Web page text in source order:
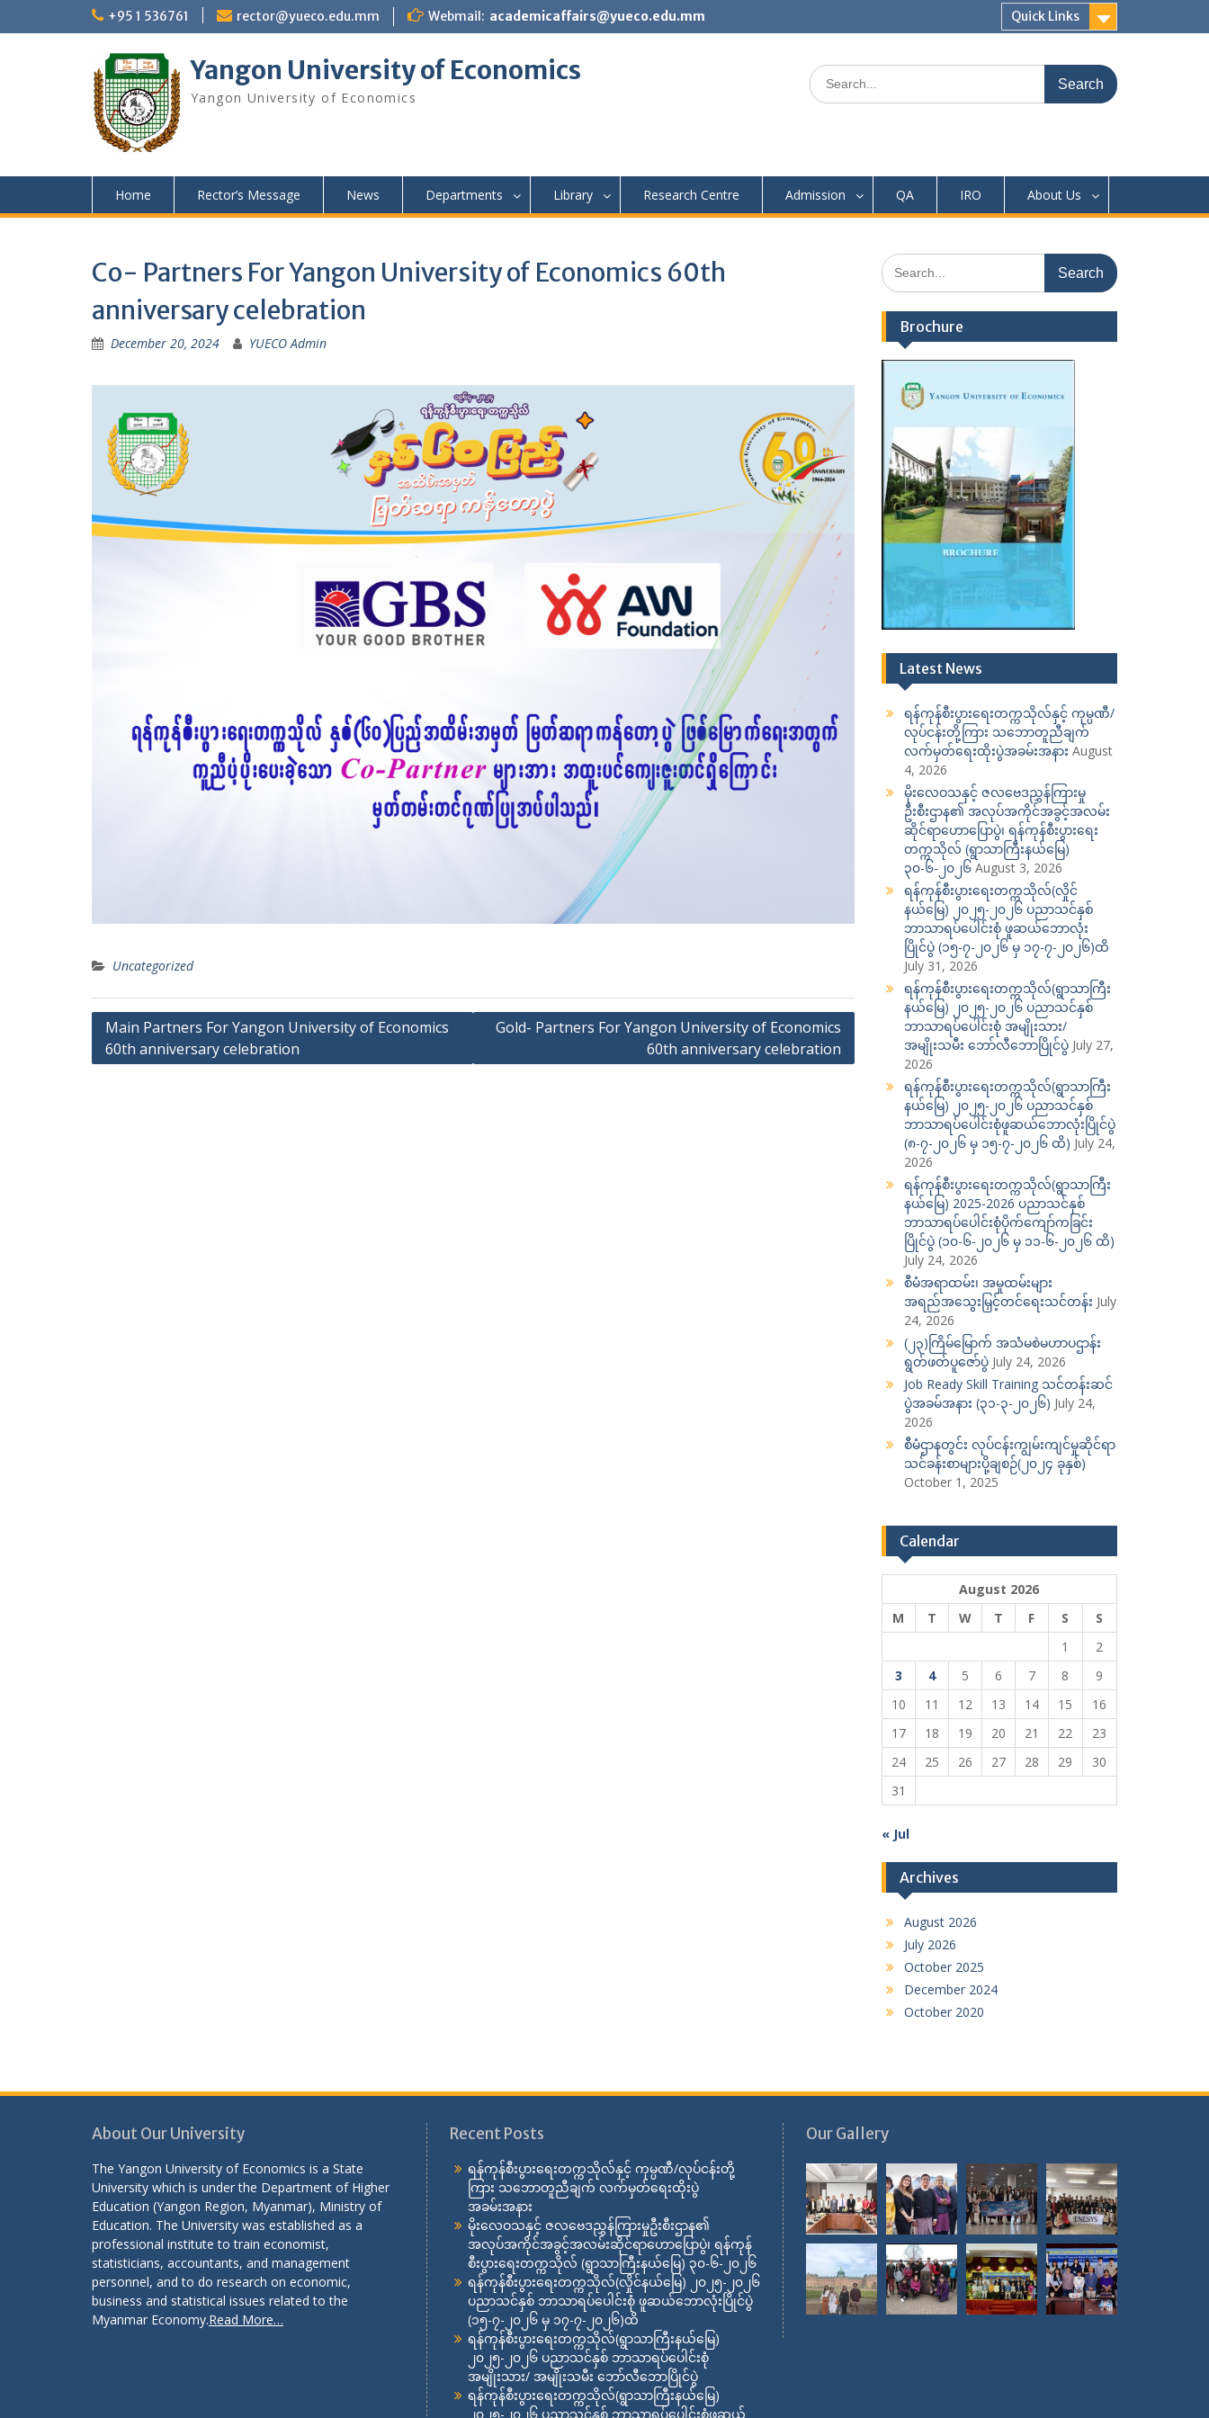
+95 1 536761 rector@yueco.edu.mm Webmail: academicaffairs@yueco.edu.mm Quick Links
Yangon University of Economics
Yangon University of Economics
Search
for:
Home Rector’s Message News Departments Library Research Centre Admission QA IRO About Us
Co- Partners For Yangon University of Economics 60th
anniversary celebration
December 20, 2024 YUECO Admin
Uncategorized
Post
navigation
Main Partners For Yangon University of Economics
60th anniversary celebration
Gold- Partners For Yangon University of Economics
60th anniversary celebration
Search
for:
Brochure
Latest News
ရန်ကုန်စီးပွားရေးတက္ကသိုလ်နှင့် ကုမ္ပဏီ/
လုပ်ငန်းတို့ကြား သဘောတူညီချက်
လက်မှတ်ရေးထိုးပွဲအခမ်းအနား August
4, 2026
မိုးလေဝသနှင့် ဇလဗေဒညွှန်ကြားမှု
ဦးစီးဌာန၏ အလုပ်အကိုင်အခွင့်အလမ်း
ဆိုင်ရာဟောပြောပွဲ၊ ရန်ကုန်စီးပွားရေး
တက္ကသိုလ် (ရွာသာကြီးနယ်မြေ)
၃၀-၆-၂၀၂၆ August 3, 2026
ရန်ကုန်စီးပွားရေးတက္ကသိုလ်(လှိုင်
နယ်မြေ) ၂၀၂၅-၂၀၂၆ ပညာသင်နှစ်
ဘာသာရပ်ပေါင်းစုံ ဖူဆယ်ဘောလုံး
ပြိုင်ပွဲ (၁၅-၇-၂၀၂၆ မှ ၁၇-၇-၂၀၂၆)ထိ
July 31, 2026
ရန်ကုန်စီးပွားရေးတက္ကသိုလ်(ရွာသာကြီး
နယ်မြေ) ၂၀၂၅-၂၀၂၆ ပညာသင်နှစ်
ဘာသာရပ်ပေါင်းစုံ အမျိုးသား/
အမျိုးသမီး ဘော်လီဘောပြိုင်ပွဲ July 27,
2026
ရန်ကုန်စီးပွားရေးတက္ကသိုလ်(ရွာသာကြီး
နယ်မြေ) ၂၀၂၅-၂၀၂၆ ပညာသင်နှစ်
ဘာသာရပ်ပေါင်းစုံဖူဆယ်ဘောလုံးပြိုင်ပွဲ
(၈-၇-၂၀၂၆ မှ ၁၅-၇-၂၀၂၆ ထိ) July 24,
2026
ရန်ကုန်စီးပွားရေးတက္ကသိုလ်(ရွာသာကြီး
နယ်မြေ) 2025-2026 ပညာသင်နှစ်
ဘာသာရပ်ပေါင်းစုံပိုက်ကျော်ကခြင်း
ပြိုင်ပွဲ (၁၀-၆-၂၀၂၆ မှ ၁၁-၆-၂၀၂၆ ထိ)
July 24, 2026
စီမံအရာထမ်း၊ အမှုထမ်းများ
အရည်အသွေးမြှင့်တင်ရေးသင်တန်း July
24, 2026
(၂၃)ကြိမ်မြောက် အသံမစဲမဟာပဌာန်း
ရွတ်ဖတ်ပူဇော်ပွဲ July 24, 2026
Job Ready Skill Training သင်တန်းဆင်
ပွဲအခမ်အနား (၃၁-၃-၂၀၂၆) July 24,
2026
စီမံဌာနတွင်း လုပ်ငန်းကျွမ်းကျင်မှုဆိုင်ရာ
သင်ခန်းစာများပို့ချစဉ်(၂၀၂၄ ခုနှစ်)
October 1, 2025
Calendar
August 2026
M
T W T F S
S
1
2
3
4 5 6 7 8
9
10
11 12 13 14 15
16
17
18 19 20 21 22
23
24
25 26 27 28 29
30
31
« Jul
Archives
August 2026
July 2026
October 2025
December 2024
October 2020
About Our University
The Yangon University of Economics is a State
University which is under the Department of Higher
Education (Yangon Region, Myanmar), Ministry of
Education. The University was established as a
professional institute to train economist,
statisticians, accountants, and management
personnel, and to do research on economic,
business and statistical issues related to the
Myanmar Economy.Read More…
Recent Posts
ရန်ကုန်စီးပွားရေးတက္ကသိုလ်နှင့် ကုမ္ပဏီ/လုပ်ငန်းတို့
ကြား သဘောတူညီချက် လက်မှတ်ရေးထိုးပွဲ
အခမ်းအနား
မိုးလေဝသနှင့် ဇလဗေဒညွှန်ကြားမှုဦးစီးဌာန၏
အလုပ်အကိုင်အခွင့်အလမ်းဆိုင်ရာဟောပြောပွဲ၊ ရန်ကုန်
စီးပွားရေးတက္ကသိုလ် (ရွာသာကြီးနယ်မြေ) ၃၀-၆-၂၀၂၆
ရန်ကုန်စီးပွားရေးတက္ကသိုလ်(လှိုင်နယ်မြေ) ၂၀၂၅-၂၀၂၆
ပညာသင်နှစ် ဘာသာရပ်ပေါင်းစုံ ဖူဆယ်ဘောလုံးပြိုင်ပွဲ
(၁၅-၇-၂၀၂၆ မှ ၁၇-၇-၂၀၂၆)ထိ
ရန်ကုန်စီးပွားရေးတက္ကသိုလ်(ရွာသာကြီးနယ်မြေ)
၂၀၂၅-၂၀၂၆ ပညာသင်နှစ် ဘာသာရပ်ပေါင်းစုံ
အမျိုးသား/ အမျိုးသမီး ဘော်လီဘောပြိုင်ပွဲ
ရန်ကုန်စီးပွားရေးတက္ကသိုလ်(ရွာသာကြီးနယ်မြေ)
၂၀၂၅-၂၀၂၆ ပညာသင်နှစ် ဘာသာရပ်ပေါင်းစုံဖူဆယ်
Our Gallery